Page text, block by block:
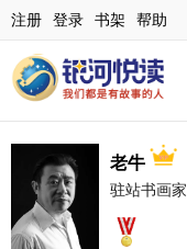
注册 登录 书架 帮助
老牛
驻站书画家